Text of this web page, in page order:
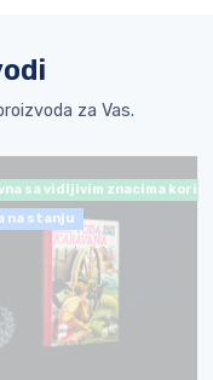
za Vas.
sa vidljivim znacima
na stanju